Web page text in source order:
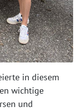
in diesem
wichtige
und